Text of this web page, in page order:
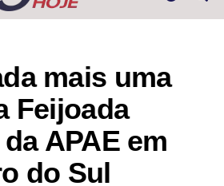
mais uma
Feijoada
APAE em
do Sul